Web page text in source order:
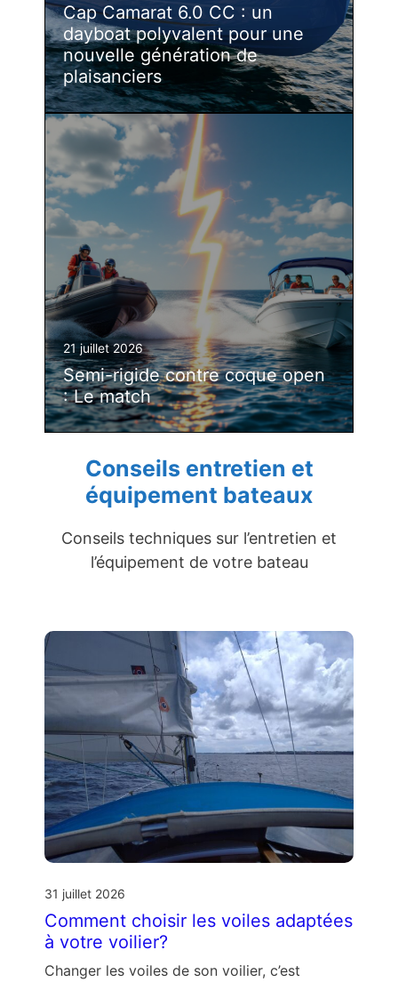
Cap Camarat 6.0 CC : un
dayboat polyvalent pour une
nouvelle génération de
plaisanciers
21 juillet 2026
Semi-rigide contre coque open
: Le match
Conseils entretien et
équipement bateaux
Conseils techniques sur l’entretien et
l’équipement de votre bateau
31 juillet 2026
Comment choisir les voiles adaptées
à votre voilier?
Changer les voiles de son voilier, c’est